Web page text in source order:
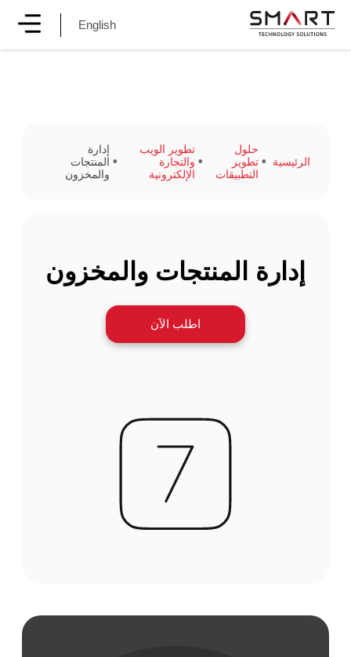
English
الرئيسية
حلول
تطوير
التطبيقات
تطوير الويب
والتجارة
الإلكترونية
إدارة
المنتجات
والمخزون
إدارة المنتجات والمخزون
اطلب الآن